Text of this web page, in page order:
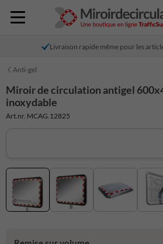
Livraison rapide même pour les
Anti-gel
Miroir de circulation antigel
inoxydable
Art.nr. MCAG.12825